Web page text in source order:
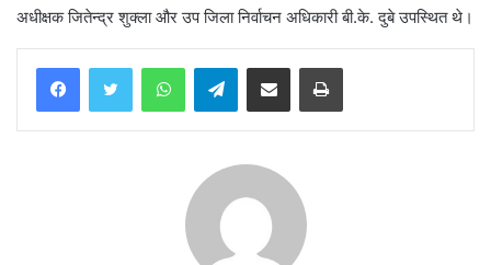
अधीक्षक जितेन्द्र शुक्ला और उप जिला निर्वाचन अधिकारी बी.के. दुबे उपस्थित थे।
WhatsAppTelegramShare via Email Print